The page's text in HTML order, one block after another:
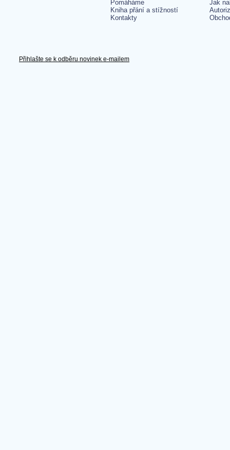
Pomáháme
Kniha přání a stížností
Kontakty
Jak
Přihlašte se k odběru novinek e-mailem